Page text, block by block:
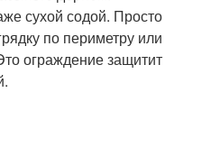
сухой содой. Просто
по периметру или
ограждение защитит